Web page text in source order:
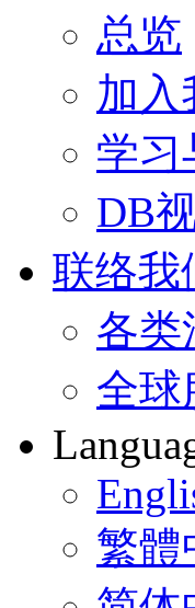
总览
加入
学习
DB
联络我
各类
全球
繁體